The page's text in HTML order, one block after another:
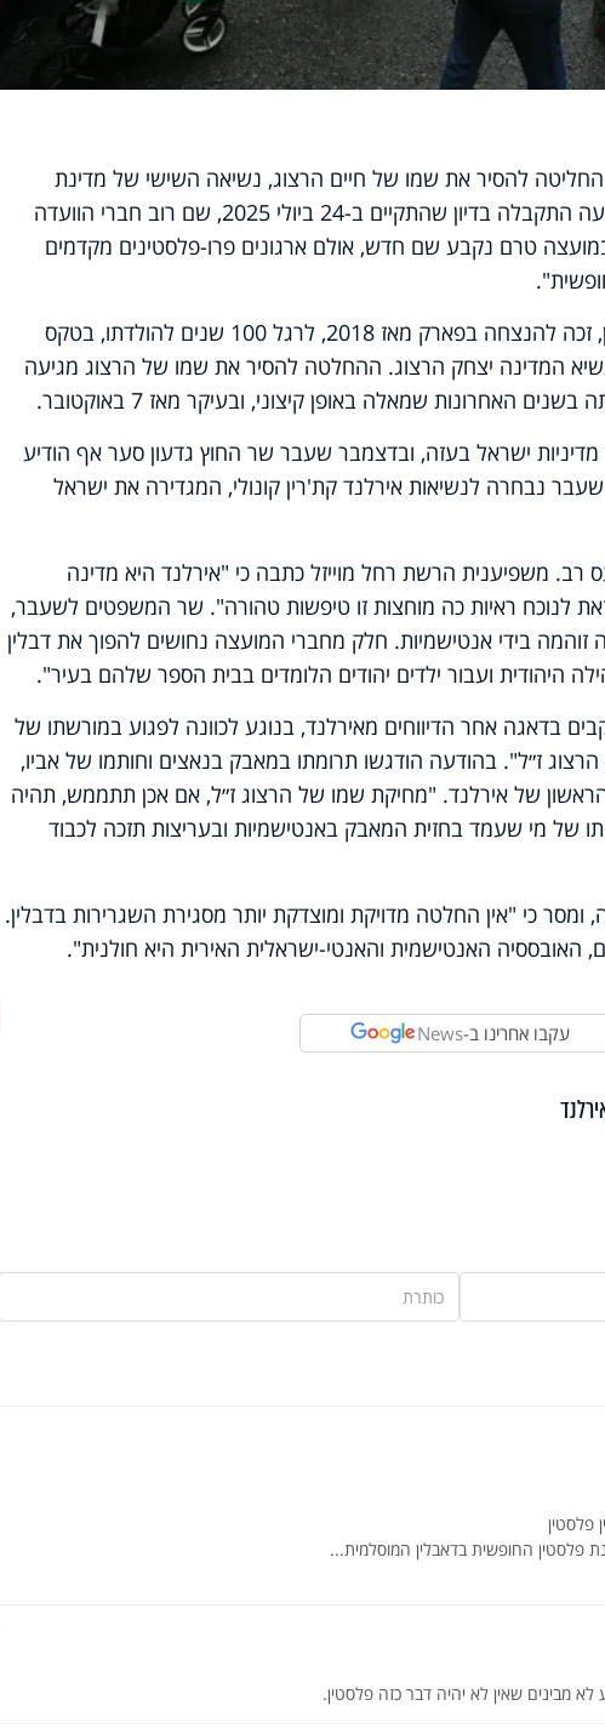
להסיר את שמו של חיים הרצוג, נשיאה השישי של מדינת
ישראל, מפארק בשכונת ראת‘גר. ההצעה התקבלה בדיון שהתקיים ב-24 ביולי 2025, שם רוב חברי הוועדה
טרם נקבע שם חדש, אולם ארגונים פרו-פלסטינים מקדמים
חיים הרצוג, יליד בלפסט שגדל בדבלין, זכה להנצחה בפארק מאז 2018, לרגל 100 שנים להולדתו, בטקס
המדינה יצחק הרצוג. ההחלטה להסיר את שמו של הרצוג מגיעה
שמאלה באופן קיצוני, ובעיקר מאז 7 באוקטובר.
מדיניות ישראל בעזה, ובדצמבר שעבר שר החוץ גדעון סער אף הודיע
נבחרה לנשיאות אירלנד קת'רין קונולי, המגדירה את ישראל
רב. משפיענית הרשת רחל מוייזל כתבה כי "אירלנד היא מדינה
לנוכח ראיות כה מוחצות זו טיפשות טהורה". שר המשפטים לשעבר,
בידי אנטישמיות. חלק מחברי המועצה נחושים להפוך את דבלין
היהודית ועבור ילדים יהודים הלומדים בבית הספר שלהם בעיר".
בדאגה אחר הדיווחים מאירלנד, בנוגע לכוונה לפגוע במורשתו של
ז״ל". בהודעה הודגשו תרומתו במאבק בנאצים וחותמו של אביו,
הראשון של אירלנד. "מחיקת שמו של הרצוג ז״ל, אם אכן תתממש, תהיה
של מי שעמד בחזית המאבק באנטישמיות ובעריצות תזכה לכבוד
כי "אין החלטה מדויקת ומוצדקת יותר מסגירת השגרירות בדבלין.
האובססיה האנטישמית והאנטי-ישראלית האירית היא חולנית".
עקבו אחרינו ב-News
נו... למה רק כיכר...שישנו את שמם : דאבלין פלסטין
לא מבינים שאין לא יהיה דבר כזה פלסטין.